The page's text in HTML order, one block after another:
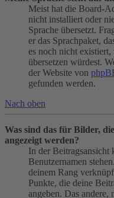
Meist hat die Board-
nicht installiert oder
Sprache übersetzt.
er das Sprachpaket,
es noch nicht
übersetzen würdest.
der Website von
gefunden werden.
Nach oben
Was sind das für Bilder,
angezeigt werden?
In der
Benutzernamen
deinem Rang
Punkte, die deine
angeben. Das